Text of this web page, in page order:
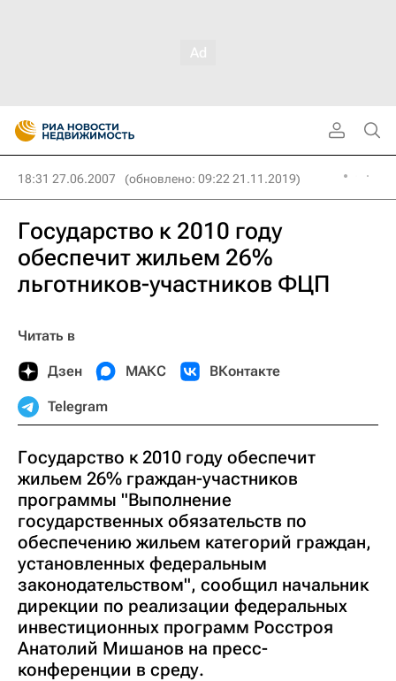
18:31 27.06.2007 (обновлено: 09:22 21.11.2019)
Государство к 2010 году
обеспечит жильем 26%
льготников-участников ФЦП
Читать в
Дзен МАКС ВКонтакте
Telegram
Государство к 2010 году обеспечит
жильем 26% граждан-участников
программы "Выполнение
государственных обязательств по
обеспечению жильем категорий граждан,
установленных федеральным
законодательством", сообщил начальник
дирекции по реализации федеральных
инвестиционных программ Росстроя
Анатолий Мишанов на пресс-
конференции в среду.